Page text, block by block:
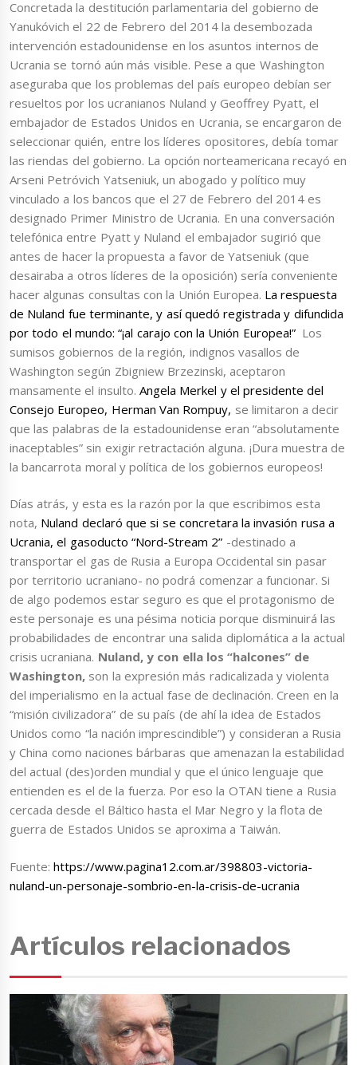
Concretada la destitución parlamentaria del gobierno de
Yanukóvich el 22 de Febrero del 2014 la desembozada
intervención estadounidense en los asuntos internos de
Ucrania se tornó aún más visible. Pese a que Washington
aseguraba que los problemas del país europeo debían ser
resueltos por los ucranianos Nuland y Geoffrey Pyatt, el
embajador de Estados Unidos en Ucrania, se encargaron de
seleccionar quién, entre los líderes opositores, debía tomar
las riendas del gobierno. La opción norteamericana recayó en
Arseni Petróvich Yatseniuk, un abogado y político muy
vinculado a los bancos que el 27 de Febrero del 2014 es
designado Primer Ministro de Ucrania. En una conversación
telefónica entre Pyatt y Nuland el embajador sugirió que
antes de hacer la propuesta a favor de Yatseniuk (que
desairaba a otros líderes de la oposición) sería conveniente
hacer algunas consultas con la Unión Europea. La respuesta
de Nuland fue terminante, y así quedó registrada y difundida
por todo el mundo: “¡al carajo con la Unión Europea!”Los
sumisos gobiernos de la región, indignos vasallos de
Washington según Zbigniew Brzezinski, aceptaron
mansamente el insulto. Angela Merkel y el presidente del
Consejo Europeo, Herman Van Rompuy, se limitaron a decir
que las palabras de la estadounidense eran “absolutamente
inaceptables” sin exigir retractación alguna. ¡Dura muestra de
la bancarrota moral y política de los gobiernos europeos!
Días atrás, y esta es la razón por la que escribimos esta
nota, Nuland declaró que si se concretara la invasión rusa a
Ucrania, el gasoducto “Nord-Stream 2” -destinado a
transportar el gas de Rusia a Europa Occidental sin pasar
por territorio ucraniano- no podrá comenzar a funcionar. Si
de algo podemos estar seguro es que el protagonismo de
este personaje es una pésima noticia porque disminuirá las
probabilidades de encontrar una salida diplomática a la actual
crisis ucraniana. Nuland, y con ella los “halcones” de
Washington, son la expresión más radicalizada y violenta
del imperialismo en la actual fase de declinación. Creen en la
“misión civilizadora” de su país (de ahí la idea de Estados
Unidos como “la nación imprescindible”) y consideran a Rusia
y China como naciones bárbaras que amenazan la estabilidad
del actual (des)orden mundial y que el único lenguaje que
entienden es el de la fuerza. Por eso la OTAN tiene a Rusia
cercada desde el Báltico hasta el Mar Negro y la flota de
guerra de Estados Unidos se aproxima a Taiwán.
Fuente:https://www.pagina12.com.ar/398803-victoria-
nuland-un-personaje-sombrio-en-la-crisis-de-ucrania
Artículos relacionados